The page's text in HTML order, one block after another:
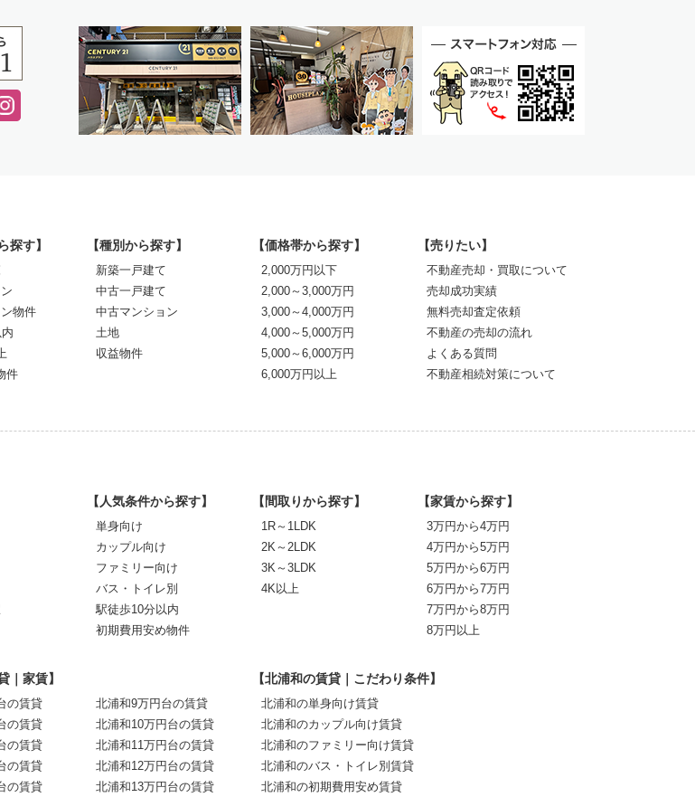
探す】
物件
件
【種別から探す】
新築一戸建て
中古一戸建て
中古マンション
土地
収益物件
【価格帯から探す】
2,000万円以下
2,000～3,000万円
3,000～4,000万円
4,000～5,000万円
5,000～6,000万円
6,000万円以上
【売りたい】
不動産売却・買取について
売却成功実績
無料売却査定依頼
不動産の売却の流れ
よくある質問
不動産相続対策について
【人気条件から探す】
単身向け
カップル向け
ファミリー向け
バス・トイレ別
駅徒歩10分以内
初期費用安め物件
【間取りから探す】
1R～1LDK
2K～2LDK
3K～3LDK
4K以上
【家賃から探す】
3万円から4万円
4万円から5万円
5万円から6万円
6万円から7万円
7万円から8万円
8万円以上
｜家賃】
の賃貸
の賃貸
の賃貸
の賃貸
の賃貸
北浦和9万円台の賃貸
北浦和10万円台の賃貸
北浦和11万円台の賃貸
北浦和12万円台の賃貸
北浦和13万円台の賃貸
【北浦和の賃貸｜こだわり条件】
北浦和の単身向け賃貸
北浦和のカップル向け賃貸
北浦和のファミリー向け賃貸
北浦和のバス・トイレ別賃貸
北浦和の初期費用安め賃貸